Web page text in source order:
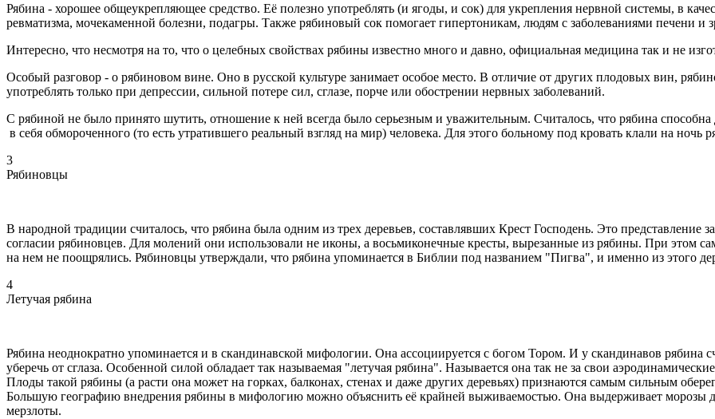
Рябина - хорошее общеукрепляющее средство. Её полезно употреблять (и ягоды, и сок) для укрепления нервной системы, в
ревматизма, мочекаменной болезни, подагры. Также рябиновый сок помогает гипертоникам, людям с заболеваниями печени и
Интересно, что несмотря на то, что о целебных свойствах рябины известно много и давно, официальная медицина так и не
Особый разговор - о рябиновом вине. Оно в русской культуре занимает особое место. В отличие от других плодовых вин,
употреблять только при депрессии, сильной потере сил, сглазе, порче или обострении нервных заболеваний.
С рябиной не было принято шутить, отношение к ней всегда было серьезным и уважительным. Считалось, что рябина способна
в себя обмороченного (то есть утратившего реальный взгляд на мир) человека. Для этого больному под кровать клали на ночь
3
Рябиновцы
В народной традиции считалось, что рябина была одним из трех деревьев, составлявших Крест Господень. Это представление
согласии рябиновцев. Для молений они использовали не иконы, а восьмиконечные кресты, вырезанные из рябины. При этом
на нем не поощрялись. Рябиновцы утверждали, что рябина упоминается в Библии под названием "Пигва", и именно из этого
4
Летучая рябина
Рябина неоднократно упоминается и в скандинавской мифологии. Она ассоциируется с богом Тором. И у скандинавов рябина
уберечь от сглаза. Особенной силой обладает так называемая "летучая рябина". Называется она так не за свои
Плоды такой рябины (а расти она может на горках, балконах, стенах и даже других деревьях) признаются самым сильным
Большую географию внедрения рябины в мифологию можно объяснить её крайней выживаемостью. Она выдерживает морозы
мерзлоты.